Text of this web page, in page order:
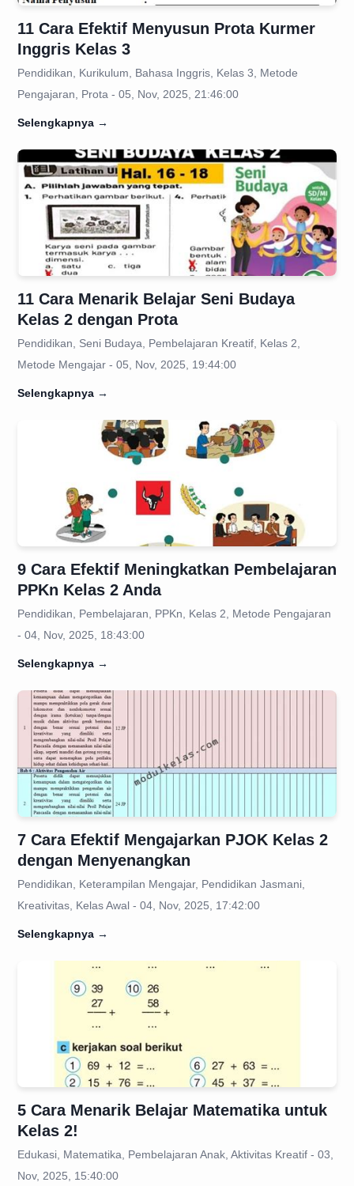
11 Cara Efektif Menyusun Prota Kurmer
Inggris Kelas 3
Pendidikan, Kurikulum, Bahasa Inggris, Kelas 3, Metode
Pengajaran, Prota - 05, Nov, 2025, 21:46:00
Selengkapnya →
11 Cara Menarik Belajar Seni Budaya
Kelas 2 dengan Prota
Pendidikan, Seni Budaya, Pembelajaran Kreatif, Kelas 2,
Metode Mengajar - 05, Nov, 2025, 19:44:00
Selengkapnya →
9 Cara Efektif Meningkatkan Pembelajaran
PPKn Kelas 2 Anda
Pendidikan, Pembelajaran, PPKn, Kelas 2, Metode Pengajaran
- 04, Nov, 2025, 18:43:00
Selengkapnya →
7 Cara Efektif Mengajarkan PJOK Kelas 2
dengan Menyenangkan
Pendidikan, Keterampilan Mengajar, Pendidikan Jasmani,
Kreativitas, Kelas Awal - 04, Nov, 2025, 17:42:00
Selengkapnya →
5 Cara Menarik Belajar Matematika untuk
Kelas 2!
Edukasi, Matematika, Pembelajaran Anak, Aktivitas Kreatif - 03,
Nov, 2025, 15:40:00